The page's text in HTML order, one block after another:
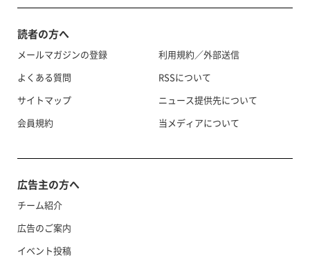
読者の方へ
メールマガジンの登録
よくある質問
サイトマップ
会員規約
利用規約／外部送信
RSSについて
ニュース提供先について
当メディアについて
広告主の方へ
チーム紹介
広告のご案内
イベント投稿